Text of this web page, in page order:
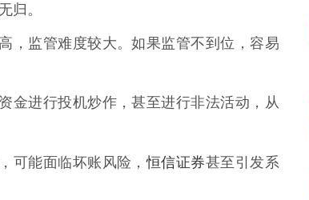
归。
，监管难度较大。如果监管不到位，容易
金进行投机炒作，甚至进行非法活动，从
可能面临坏账风险，恒信证券甚至引发系